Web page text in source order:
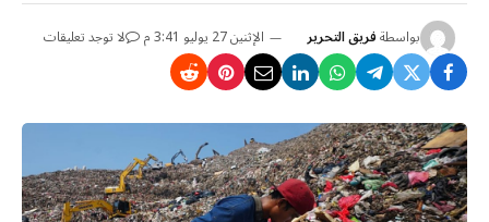
بواسطةفريق التحرير الإثنين 27 يوليو 3:41 م لا توجد تعليقات